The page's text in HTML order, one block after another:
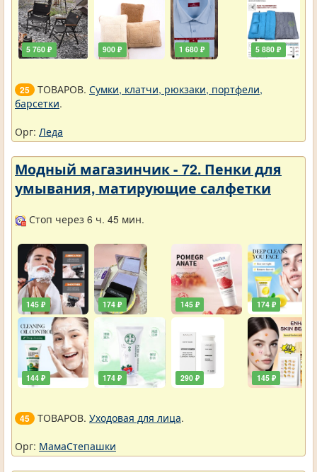
5 760 ₽ 900 ₽ 1 680 ₽ 5 880 ₽
25 ТОВАРОВ. Сумки, клатчи, рюкзаки, портфели,
барсетки.
Орг: Леда
Модный магазинчик - 72. Пенки для
умывания, матирующие салфетки
Стоп через 6 ч. 45 мин.
145 ₽
144 ₽
174 ₽
174 ₽
145 ₽
290 ₽
174 ₽
145 ₽
45 ТОВАРОВ. Уходовая для лица.
Орг: МамаСтепашки